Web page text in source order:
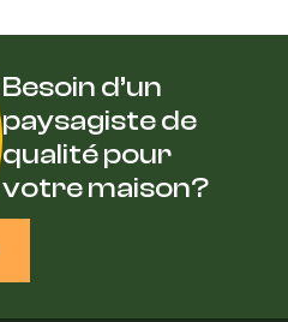
Besoin d’un
paysagiste de
qualité pour
votre maison?